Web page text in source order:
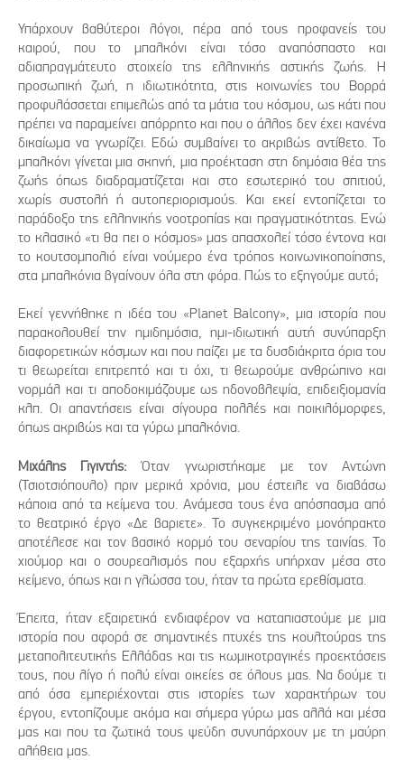
Υπάρχουν βαθύτεροι λόγοι, πέρα από τους προφανείς του
καιρού, που το μπαλκόνι είναι τόσο αναπόσπαστο και
αδιαπραγμάτευτο στοιχείο της ελληνικής αστικής ζωής. Η
προσωπική ζωή, η ιδιωτικότητα, στις κοινωνίες του Βορρά
προφυλάσσεται επιμελώς από τα μάτια του κόσμου, ως κάτι που
πρέπει να παραμείνει απόρρητο και που ο άλλος δεν έχει κανένα
δικαίωμα να γνωρίζει. Εδώ συμβαίνει το ακριβώς αντίθετο. Το
μπαλκόνι γίνεται μια σκηνή, μια προέκταση στη δημόσια θέα της
ζωής όπως διαδραματίζεται και στο εσωτερικό του σπιτιού,
χωρίς συστολή ή αυτοπεριορισμούς. Και εκεί εντοπίζεται το
παράδοξο της ελληνικής νοοτροπίας και πραγματικότητας. Ενώ
το κλασικό «τι θα πει ο κόσμος» μας απασχολεί τόσο έντονα και
το κουτσομπολιό είναι νούμερο ένα τρόπος κοινωνικοποίησης,
στα μπαλκόνια βγαίνουν όλα στη φόρα. Πώς το εξηγούμε αυτό;
Εκεί γεννήθηκε η ιδέα του «Planet Balcony», μια ιστορία που
παρακολουθεί την ημιδημόσια, ημι-ιδιωτική αυτή συνύπαρξη
διαφορετικών κόσμων και που παίζει με τα δυσδιάκριτα όρια του
τι θεωρείται επιτρεπτό και τι όχι, τι θεωρούμε ανθρώπινο και
νορμάλ και τι αποδοκιμάζουμε ως ηδονοβλεψία, επιδειξιομανία
κλπ. Οι απαντήσεις είναι σίγουρα πολλές και ποικιλόμορφες,
όπως ακριβώς και τα γύρω μπαλκόνια.
Μιχάλης Γιγιντής: Όταν γνωριστήκαμε με τον Αντώνη
(Τσιοτσιόπουλο) πριν μερικά χρόνια, μου έστειλε να διαβάσω
κάποια από τα κείμενα του. Ανάμεσα τους ένα απόσπασμα από
το θεατρικό έργο «Δε βαριετε». Το συγκεκριμένο μονόπρακτο
αποτέλεσε και τον βασικό κορμό του σεναρίου της ταινίας. Το
χιούμορ και ο σουρεαλισμός που εξαρχής υπήρχαν μέσα στο
κείμενο, όπως και η γλώσσα του, ήταν τα πρώτα ερεθίσματα.
Έπειτα, ήταν εξαιρετικά ενδιαφέρον να καταπιαστούμε με μια
ιστορία που αφορά σε σημαντικές πτυχές της κουλτούρας της
μεταπολιτευτικής Ελλάδας και τις κωμικοτραγικές προεκτάσεις
τους, που λίγο ή πολύ είναι οικείες σε όλους μας. Να δούμε τι
από όσα εμπεριέχονται στις ιστορίες των χαρακτήρων του
έργου, εντοπίζουμε ακόμα και σήμερα γύρω μας αλλά και μέσα
μας και που τα ζωτικά τους ψεύδη συνυπάρχουν με τη μαύρη
αλήθεια μας.